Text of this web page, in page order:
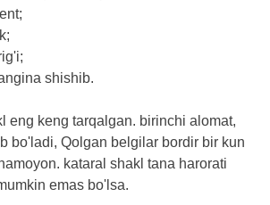
shishib.
eng keng tarqalgan. birinchi alomat,
bo'ladi, Qolgan belgilar bordir bir kun
kataral shakl tana harorati
emas bo'lsa.